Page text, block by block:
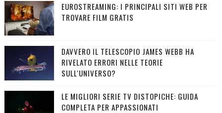
EUROSTREAMING: I PRINCIPALI SITI WEB PER
TROVARE FILM GRATIS
DAVVERO IL TELESCOPIO JAMES WEBB HA
RIVELATO ERRORI NELLE TEORIE
SULL'UNIVERSO?
LE MIGLIORI SERIE TV DISTOPICHE: GUIDA
COMPLETA PER APPASSIONATI